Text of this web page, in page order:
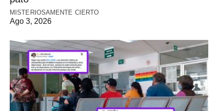
MISTERIOSAMENTE CIERTO
Ago 3, 2026